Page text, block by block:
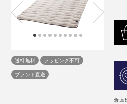
送料無料
ラッピング不可
ブランド直送
倉庫